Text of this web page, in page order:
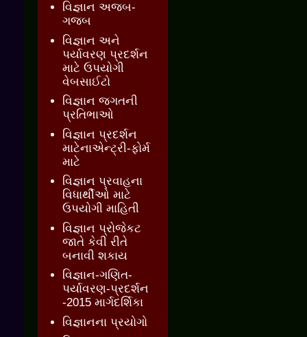
વિજ્ઞાન અજબ-
ગજબ
વિજ્ઞાન અને
પર્યાવરણ પ્રદર્શન
માટે ઉપયોગી
વેબસાઈટો
વિજ્ઞાન જગતની
પ્રતિભાઓ
વિજ્ઞાન પ્રદર્શન
માટેનાએન્ટ્રી-ફોર્મ
માટે
વિજ્ઞાન પ્રવાહના
વિધાર્થીઓ માટે
ઉપયોગી માહિતી
વિજ્ઞાન પ્રોજેકટ
જાતે કેવી રીતે
બનાવી શકાય
વિજ્ઞાન-ગણિત-
પર્યાવરણ-પ્રદર્શન
-2015 માર્ગદર્શિકા
વિજ્ઞાનના પ્રયોગો